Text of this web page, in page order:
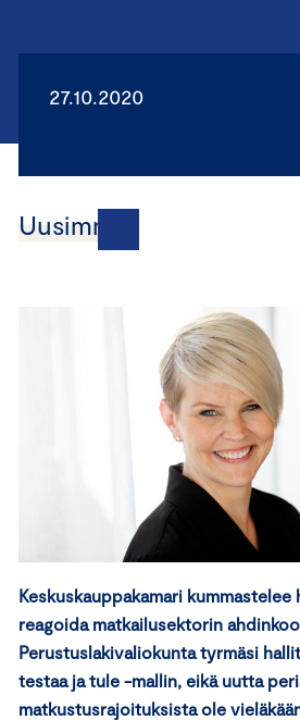
27.10.2020
Uusimmat
Keskuskauppakamari
reagoida matkailusektorin
Perustuslakivaliokunta tyrmäsi
testaa ja tule -mallin, eikä uutta
matkustusrajoituksista ole